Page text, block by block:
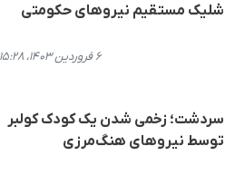
شلیک مستقیم نیروهای حکومتی
۶ فروردین ۱۴۰۳، ۱۵:۲۸
سردشت؛ زخمی شدن یک کودک کولبر
توسط نیروهای هنگ‌مرزی